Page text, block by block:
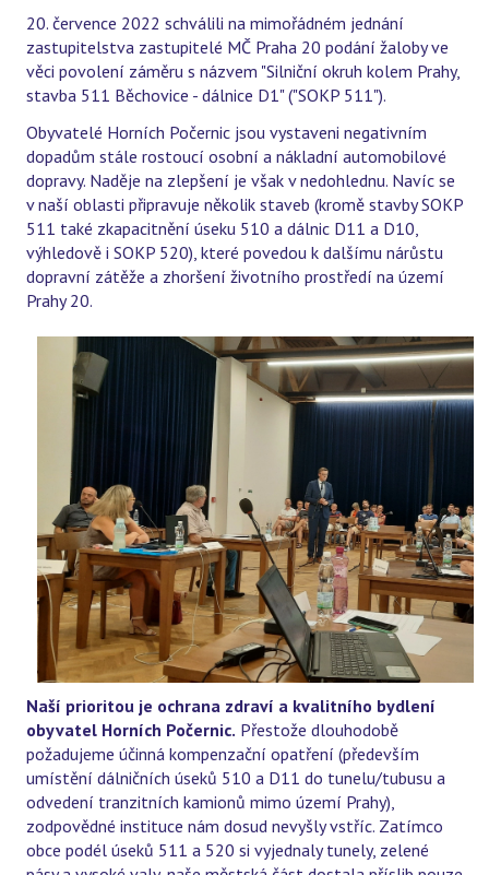
20. července 2022 schválili na mimořádném jednání
zastupitelstva zastupitelé MČ Praha 20 podání žaloby ve
věci povolení záměru s názvem "Silniční okruh kolem Prahy,
stavba 511 Běchovice - dálnice D1" ("SOKP 511").
Obyvatelé Horních Počernic jsou vystaveni negativním
dopadům stále rostoucí osobní a nákladní automobilové
dopravy. Naděje na zlepšení je však v nedohlednu. Navíc se
v naší oblasti připravuje několik staveb (kromě stavby SOKP
511 také zkapacitnění úseku 510 a dálnic D11 a D10,
výhledově i SOKP 520), které povedou k dalšímu nárůstu
dopravní zátěže a zhoršení životního prostředí na území
Prahy 20.
Naší prioritou je ochrana zdraví a kvalitního bydlení
obyvatel Horních Počernic. Přestože dlouhodobě
požadujeme účinná kompenzační opatření (především
umístění dálničních úseků 510 a D11 do tunelu/tubusu a
odvedení tranzitních kamionů mimo území Prahy),
zodpovědné instituce nám dosud nevyšly vstříc. Zatímco
obce podél úseků 511 a 520 si vyjednaly tunely, zelené